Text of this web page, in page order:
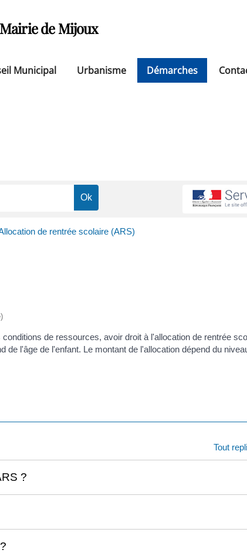
Mairie de Mijoux
Municipal Urbanisme Démarches
de rentrée scolaire (ARS)
de ressources, avoir droit à l'allocation de rentrée
l'âge de l'enfant. Le montant de l'allocation dépend du
Tout
?